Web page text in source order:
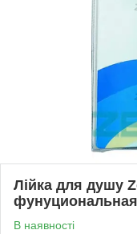
Лійка для душу
фунуциональная
В наявності